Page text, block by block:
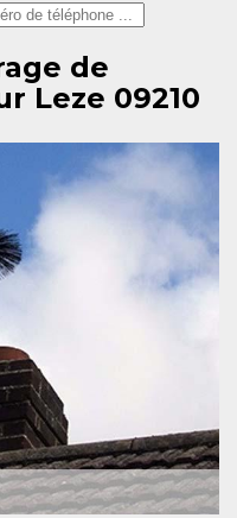
de
Leze 09210